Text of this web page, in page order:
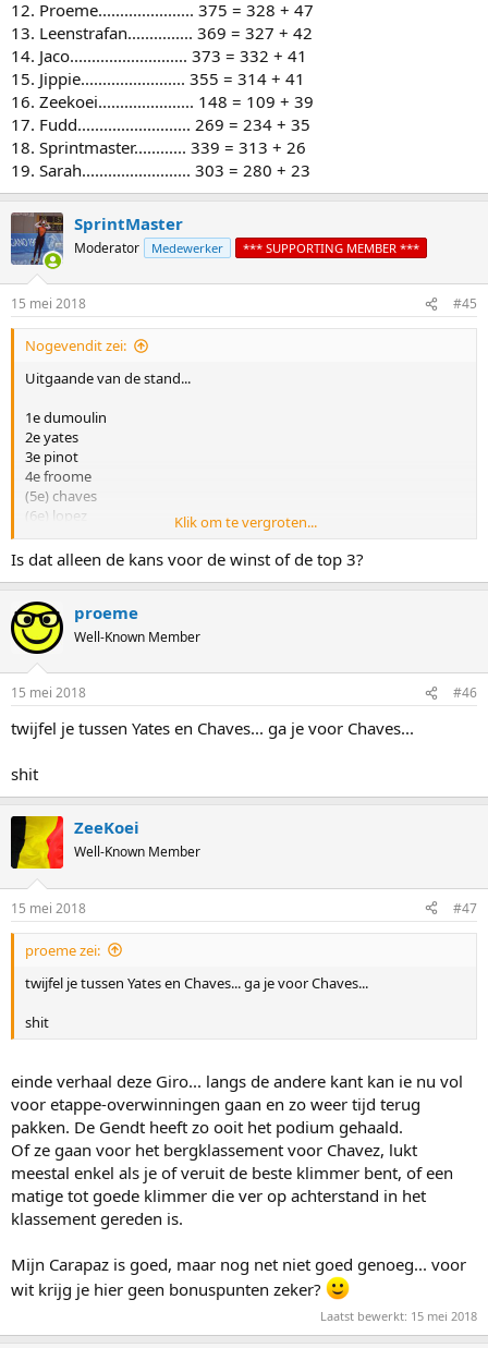
12. Proeme...................... 375 = 328 + 47
13. Leenstrafan............... 369 = 327 + 42
14. Jaco........................... 373 = 332 + 41
15. Jippie........................ 355 = 314 + 41
16. Zeekoei...................... 148 = 109 + 39
17. Fudd.......................... 269 = 234 + 35
18. Sprintmaster............ 339 = 313 + 26
19. Sarah......................... 303 = 280 + 23
SprintMaster
Moderator Medewerker *** SUPPORTING MEMBER ***
15 mei 2018 #45
Nogevendit zei:
Uitgaande van de stand...
1e dumoulin
2e yates
3e pinot
4e froome
(5e) chaves
(6e) lopez
...zoals die op dit moment bij de bookies staat.
Klik om te vergroten...
Is dat alleen de kans voor de winst of de top 3?
proeme
Well-Known Member
15 mei 2018 #46
twijfel je tussen Yates en Chaves... ga je voor Chaves...
shit
ZeeKoei
Well-Known Member
15 mei 2018 #47
proeme zei:
twijfel je tussen Yates en Chaves... ga je voor Chaves...
shit
einde verhaal deze Giro... langs de andere kant kan ie nu vol
voor etappe-overwinningen gaan en zo weer tijd terug
pakken. De Gendt heeft zo ooit het podium gehaald.
Of ze gaan voor het bergklassement voor Chavez, lukt
meestal enkel als je of veruit de beste klimmer bent, of een
matige tot goede klimmer die ver op achterstand in het
klassement gereden is.
Mijn Carapaz is goed, maar nog net niet goed genoeg... voor
wit krijg je hier geen bonuspunten zeker?
Laatst bewerkt: 15 mei 2018